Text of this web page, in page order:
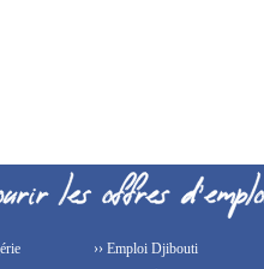
›› Emploi Djibouti